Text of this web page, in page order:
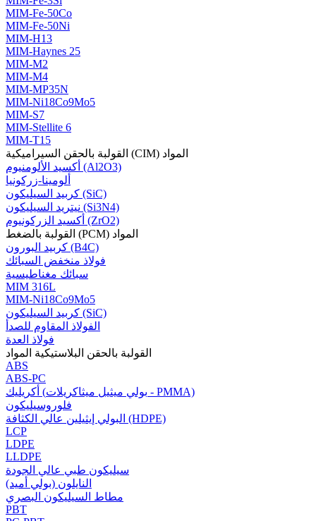
MIM-Fe-50Co
MIM-Fe-50Ni
MIM-H13
MIM-Haynes 25
MIM-M2
MIM-M4
MIM-MP35N
MIM-Ni18Co9Mo5
MIM-S7
MIM-Stellite 6
MIM-T15
القولبة بالحقن السيراميكية (CIM) المواد
أكسيد الألومنيوم (Al2O3)
ألومينا-زركونيا
كربيد السيليكون (SiC)
نيتريد السيليكون (Si3N4)
أكسيد الزركونيوم (ZrO2)
القولبة بالضغط (PCM) المواد
كربيد البورون (B4C)
فولاذ منخفض السبائك
سبائك مغناطيسية
MIM 316L
MIM-Ni18Co9Mo5
كربيد السيليكون (SiC)
الفولاذ المقاوم للصدأ
فولاذ العدة
القولبة بالحقن البلاستيكية المواد
ABS
ABS-PC
أكريليك (بولي ميثيل ميثاكريلات - PMMA)
فلوروسيليكون
البولي إيثيلين عالي الكثافة (HDPE)
LCP
LDPE
LLDPE
سيليكون طبي عالي الجودة
النايلون (بولي أميد)
مطاط السيليكون البصري
PBT